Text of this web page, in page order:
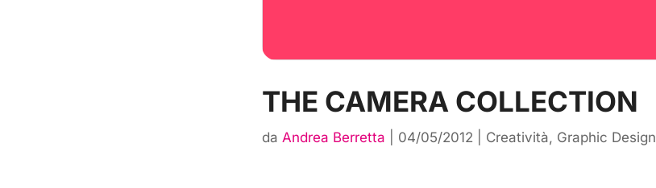
THE CAMERA COLLECTION
da Andrea Berretta 04/05/2012 Creatività, Graphic Design